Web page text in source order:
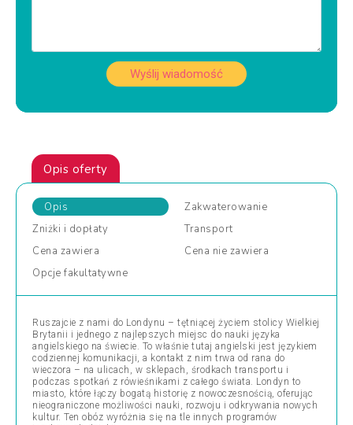
Wyślij wiadomość
Opis oferty
Opis
Zakwaterowanie
Zniżki i dopłaty
Transport
Cena zawiera Cena nie zawiera
Opcje fakultatywne
Ruszajcie z nami do Londynu – tętniącej życiem stolicy Wielkiej
Brytanii i jednego z najlepszych miejsc do nauki języka
angielskiego na świecie. To właśnie tutaj angielski jest językiem
codziennej komunikacji, a kontakt z nim trwa od rana do
wieczora – na ulicach, w sklepach, środkach transportu i
podczas spotkań z rówieśnikami z całego świata. Londyn to
miasto, które łączy bogatą historię z nowoczesnością, oferując
nieograniczone możliwości nauki, rozwoju i odkrywania nowych
kultur. Ten obóz wyróżnia się na tle innych programów